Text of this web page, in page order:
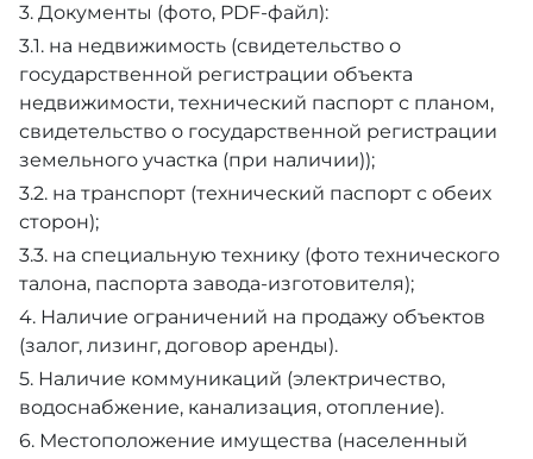
3. Документы (фото, PDF-файл):
3.1. на недвижимость (свидетельство о
государственной регистрации объекта
недвижимости, технический паспорт с планом,
свидетельство о государственной регистрации
земельного участка (при наличии));
3.2. на транспорт (технический паспорт с обеих
сторон);
3.3. на специальную технику (фото технического
талона, паспорта завода-изготовителя);
4. Наличие ограничений на продажу объектов
(залог, лизинг, договор аренды).
5. Наличие коммуникаций (электричество,
водоснабжение, канализация, отопление).
6. Местоположение имущества (населенный